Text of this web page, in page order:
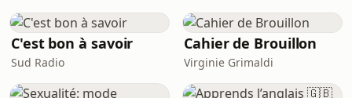
C'est bon à savoir
Sud Radio
Cahier de Brouillon
Virginie Grimaldi